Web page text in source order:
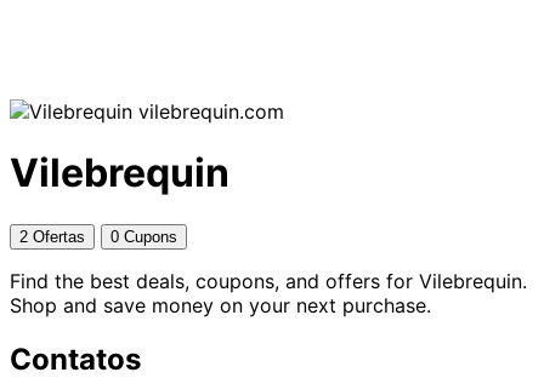
vilebrequin.com
Vilebrequin
2 Ofertas 0 Cupons
Find the best deals, coupons, and offers for Vilebrequin.
Shop and save money on your next purchase.
Contatos